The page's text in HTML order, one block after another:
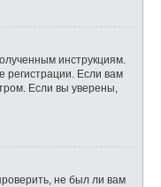
инструкциям.
регистрации. Если вам
Если вы уверены,
не был ли вам